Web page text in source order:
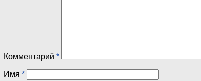
Комментарий *
Имя *